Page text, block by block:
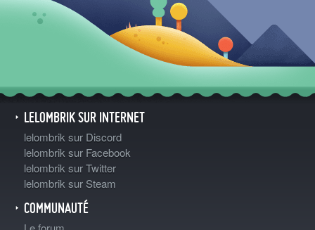
LELOMBRIK SUR INTERNET
lelombrik sur Discord
lelombrik sur Facebook
lelombrik sur Twitter
lelombrik sur Steam
COMMUNAUTÉ